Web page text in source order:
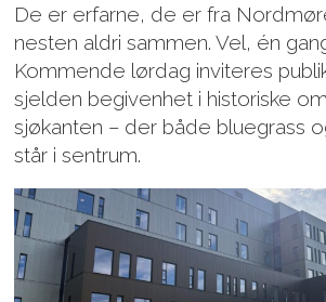
De er erfarne, de er fra
nesten aldri sammen. Vel, én
Kommende lørdag inviteres
sjelden begivenhet i historiske
sjøkanten – der både bluegrass
står i sentrum.